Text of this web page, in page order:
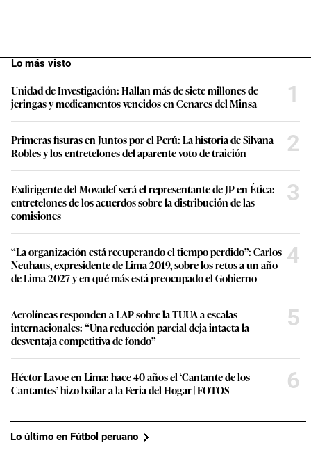
Lo más visto
Unidad de Investigación: Hallan más de siete millones de
jeringas y medicamentos vencidos en Cenares del Minsa
1
Primeras fisuras en Juntos por el Perú: La historia de Silvana
Robles y los entretelones del aparente voto de traición
2
Exdirigente del Movadef será el representante de JP en Ética:
entretelones de los acuerdos sobre la distribución de las
comisiones
3
“La organización está recuperando el tiempo perdido”: Carlos
Neuhaus, expresidente de Lima 2019, sobre los retos a un año
de Lima 2027 y en qué más está preocupado el Gobierno
4
Aerolíneas responden a LAP sobre la TUUA a escalas
internacionales: “Una reducción parcial deja intacta la
desventaja competitiva de fondo”
5
Héctor Lavoe en Lima: hace 40 años el ‘Cantante de los
Cantantes’ hizo bailar a la Feria del Hogar | FOTOS
6
Lo último en Fútbol peruano